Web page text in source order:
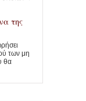
της
των μη
θα